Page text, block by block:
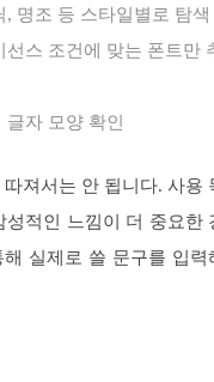
명조 등 스타일별로 탐색
스 조건에 맞는 폰트만
글자 모양 확인
져서는 안 됩니다. 사용
성적인 느낌이 더 중요한
실제로 쓸 문구를 입력